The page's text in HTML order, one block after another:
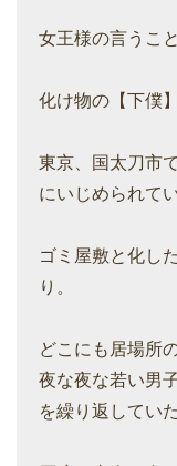
女王様の言うこ
化け物の【下僕
東京、国太刀市
にいじめられてい
ゴミ屋敷と化し
り。
どこにも居場所
夜な夜な若い男
を繰り返してい